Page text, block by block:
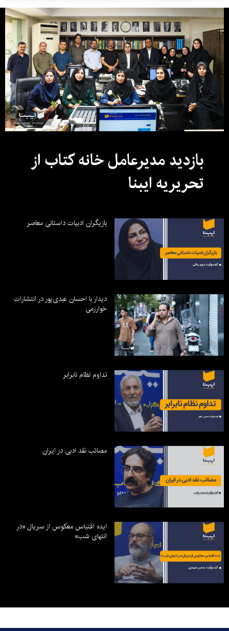
بازدید مدیرعامل خانه کتاب از
تحریریه ایبنا
بازیگران ادبیات داستانی معاصر
دیدار با احسان عبدی‌پور در انتشارات
خوارزمی
تداوم نظام نابرابر
مصائب نقد ادبی در ایران
ایده اقتباس معکوس از سریال «در
انتهای شب»